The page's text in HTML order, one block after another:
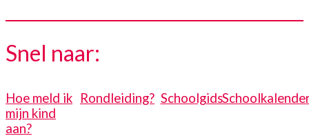
Snel naar:
Hoe meld ik
mijn kind
aan?
Rondleiding? Schoolgids